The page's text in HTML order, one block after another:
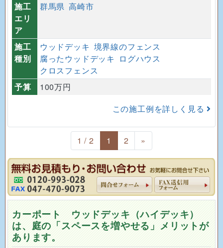
施工
エリ
ア
群馬県 高崎市
施工
種別
ウッドデッキ 境界線のフェンス
腐ったウッドデッキ
ログハウス
クロスフェンス
予算
100万円
この施工例を詳しく見る
1 / 2 1 2 »
カーポート ウッドデッキ（ハイデッキ）
は、庭の「スペースを増やせる」メリットが
あります。